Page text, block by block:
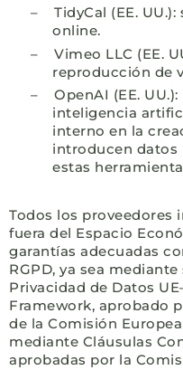
–
TidyCal (EE.
online.
–
Vimeo LLC (EE.
reproducción de
–
OpenAI (EE.
inteligencia
interno en la
introducen datos
estas
Todos los proveedores
fuera del Espacio
garantías adecuadas
RGPD, ya sea
Privacidad de Datos
Framework, aprobado
de la Comisión
mediante Cláusulas
aprobadas por la